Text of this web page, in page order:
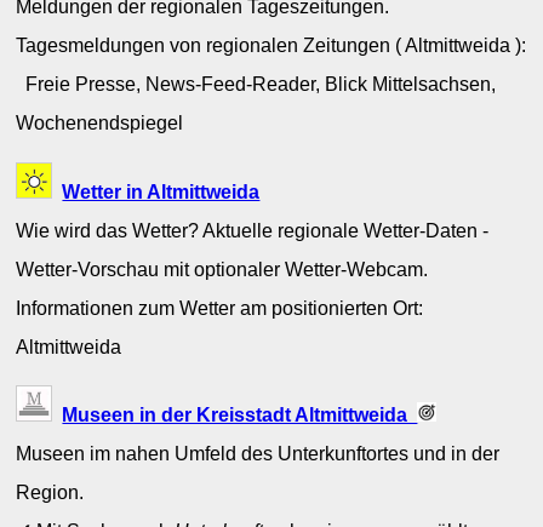
Meldungen der regionalen Tageszeitungen.
Tagesmeldungen von regionalen Zeitungen ( Altmittweida ):
Freie Presse, News-Feed-Reader, Blick Mittelsachsen,
Wochenendspiegel
Wetter in Altmittweida
Wie wird das Wetter? Aktuelle regionale Wetter-Daten -
Wetter-Vorschau mit optionaler Wetter-Webcam.
Informationen zum Wetter am positionierten Ort:
Altmittweida
Museen in der Kreisstadt Altmittweida
Museen im nahen Umfeld des Unterkunftortes und in der
Region.